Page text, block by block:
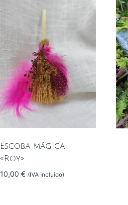
Escoba mágica
«Roy»
10,00€ (IVA incluido)